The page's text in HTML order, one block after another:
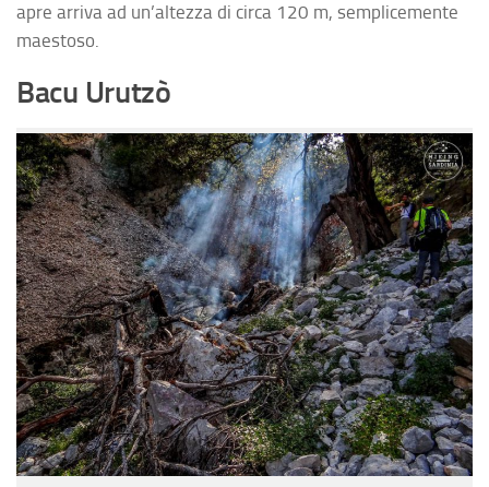
apre arriva ad un’altezza di circa 120 m, semplicemente
maestoso.
Bacu Urutzò